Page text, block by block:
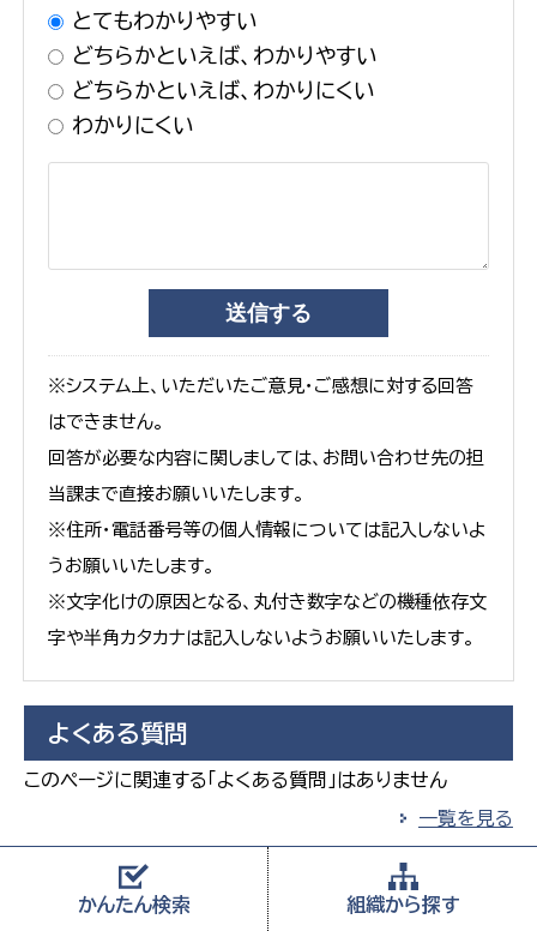
かんたん検索 組織から探す
とてもわかりやすい
どちらかといえば、わかりやすい
どちらかといえば、わかりにくい
わかりにくい
※システム上、いただいたご意見・ご感想に対する回答
はできません。
回答が必要な内容に関しましては、お問い合わせ先の担
当課まで直接お願いいたします。
※住所・電話番号等の個人情報については記入しないよ
うお願いいたします。
※文字化けの原因となる、丸付き数字などの機種依存文
字や半角カタカナは記入しないようお願いいたします。
よくある質問
このページに関連する「よくある質問」はありません
一覧を見る
よく閲覧されるページ